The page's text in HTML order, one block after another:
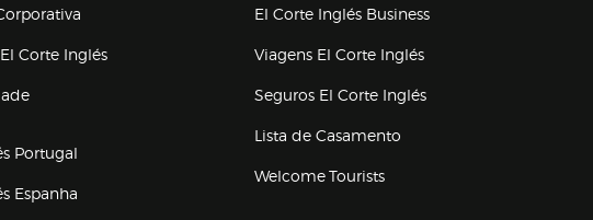
Corte Inglés(abre en nueva ventana)
Portugal
Espanha
El Corte Inglés Business
Viagens El Corte Inglés(abre en nueva ventana)
Seguros El Corte Inglés(abre en nueva ventana)
Lista de Casamento
Welcome Tourists